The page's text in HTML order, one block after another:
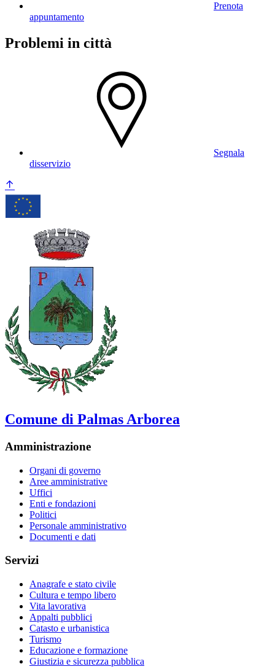
Prenota
appuntamento
Problemi in città
Segnala
disservizio
Comune di Palmas Arborea
Amministrazione
Organi di governo
Aree amministrative
Uffici
Enti e fondazioni
Politici
Personale amministrativo
Documenti e dati
Servizi
Anagrafe e stato civile
Cultura e tempo libero
Vita lavorativa
Appalti pubblici
Catasto e urbanistica
Turismo
Educazione e formazione
Giustizia e sicurezza pubblica